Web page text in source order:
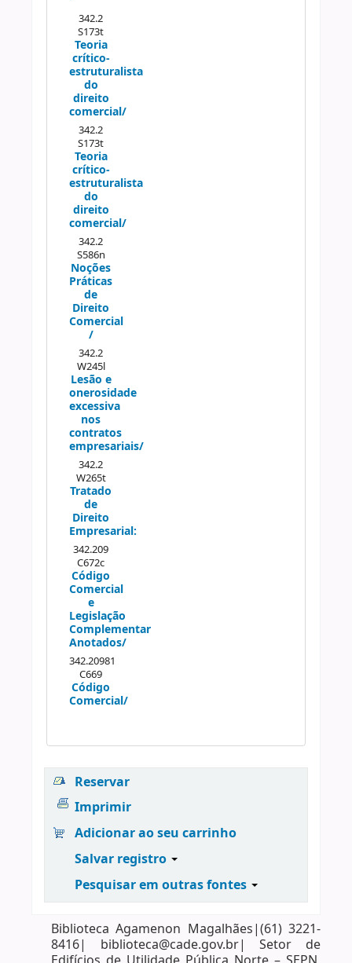
342.2
S173t
Teoria
crítico-
estruturalista
do
direito
comercial/
342.2
S173t
Teoria
crítico-
estruturalista
do
direito
comercial/
342.2
S586n
Noções
Práticas
de
Direito
Comercial
/
342.2
W245l
Lesão e
onerosidade
excessiva
nos
contratos
empresariais/
342.2
W265t
Tratado
de
Direito
Empresarial:
342.209
C672c
Código
Comercial
e
Legislação
Complementar
Anotados/
342.20981
C669
Código
Comercial/
Reservar
Imprimir
Adicionar ao seu carrinho
Salvar registro
Pesquisar em outras fontes
Biblioteca Agamenon Magalhães|(61) 3221-
8416| biblioteca@cade.gov.br| Setor de